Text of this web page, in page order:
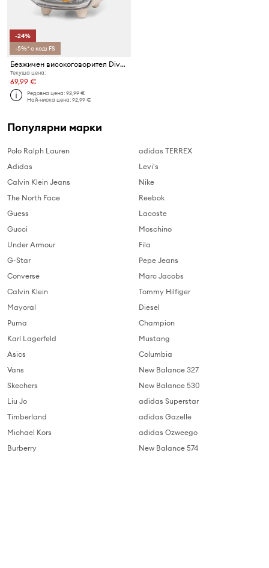
-24%
-5%* с код: FS
Безжичен високоговорител Divoom Tivoo 2
Текуща цена:
69,99 €
Редовна цена:92,99 €
Най-ниска цена:92,99 €
Популярни марки
Polo Ralph Lauren
Adidas
Calvin Klein Jeans
The North Face
Guess
Gucci
Under Armour
G-Star
Converse
Calvin Klein
Mayoral
Puma
Karl Lagerfeld
Asics
Vans
Skechers
Liu Jo
Timberland
Michael Kors
Burberry
adidas TERREX
Levi's
Nike
Reebok
Lacoste
Moschino
Fila
Pepe Jeans
Marc Jacobs
Tommy Hilfiger
Diesel
Champion
Mustang
Columbia
New Balance 327
New Balance 530
adidas Superstar
adidas Gazelle
adidas Ozweego
New Balance 574